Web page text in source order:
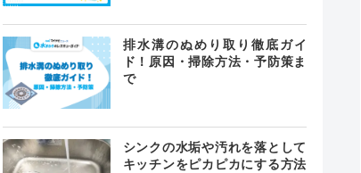
排水溝のぬめり取り徹底ガイ
ド！原因・掃除方法・予防策ま
で
シンクの水垢や汚れを落として
キッチンをピカピカにする方法